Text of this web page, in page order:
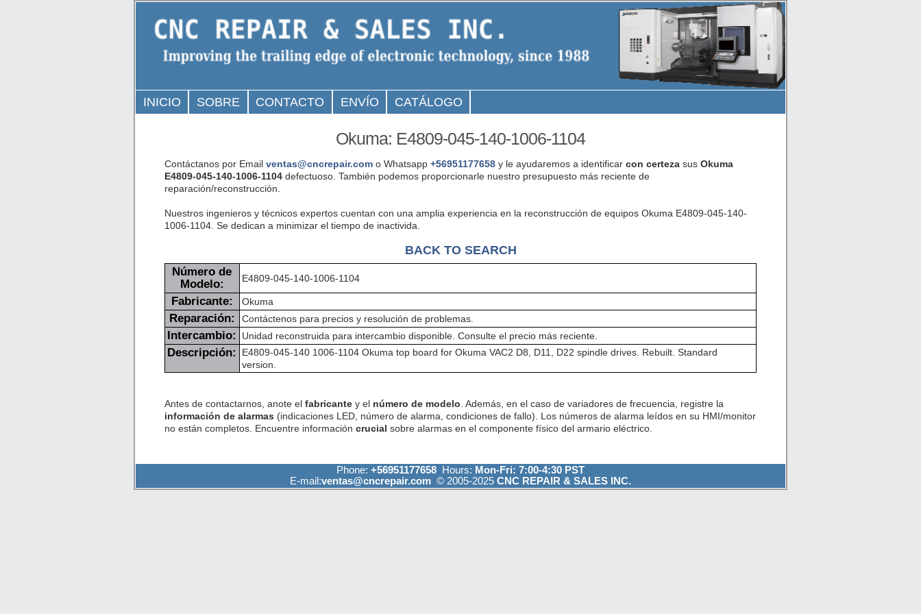
INICIO SOBRE CONTACTO ENVÍO CATÁLOGO
Okuma: E4809-045-140-1006-1104
Contáctanos por Email ventas@cncrepair.como Whatsapp +56951177658y le ayudaremos a identificar con certezasus Okuma
E4809-045-140-1006-1104defectuoso. También podemos proporcionarle nuestro presupuesto más reciente de
reparación/reconstrucción.
Nuestros ingenieros y técnicos expertos cuentan con una amplia experiencia en la reconstrucción de equipos Okuma E4809-045-140-
1006-1104. Se dedican a minimizar el tiempo de inactivida.
BACK TO SEARCH
Número de
Modelo:
E4809-045-140-1006-1104
Fabricante: Okuma
Reparación: Contáctenos para precios y resolución de problemas.
Intercambio: Unidad reconstruida para intercambio disponible. Consulte el precio más reciente.
Descripción:
E4809-045-140 1006-1104 Okuma top board for Okuma VAC2 D8, D11, D22 spindle drives. Rebuilt. Standard
version.
Antes de contactarnos, anote el fabricantey el número de modelo . Además, en el caso de variadores de frecuencia, registre la
información de alarmas (indicaciones LED, número de alarma, condiciones de fallo). Los números de alarma leídos en su HMI/monitor
no están completos. Encuentre información crucial sobre alarmas en el componente físico del armario eléctrico.
Phone: +56951177658 Hours: Mon-Fri: 7:00-4:30 PST
E-mail:ventas@cncrepair.com © 2005-2025 CNC REPAIR & SALES INC.